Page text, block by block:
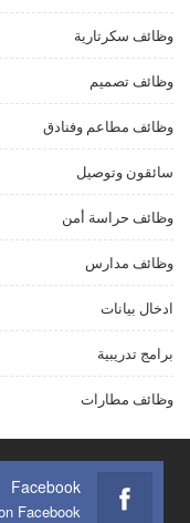
وظائف سكرتارية
وظائف تصميم
وظائف مطاعم وفنادق
سائقون وتوصيل
وظائف حراسة أمن
وظائف مدارس
ادخال بيانات
برامج تدريبية
وظائف مطارات
Facebook